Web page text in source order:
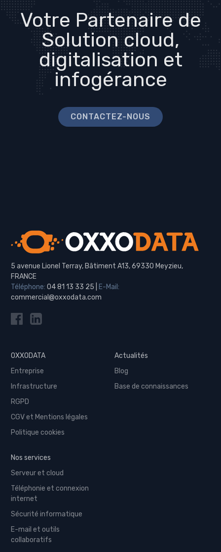
Votre Partenaire de
Solution cloud,
digitalisation et
infogérance
CONTACTEZ-NOUS
5 avenue Lionel Terray, Bâtiment A13, 69330 Meyzieu,
FRANCE
Téléphone:04 81 13 33 25
E-Mail:
commercial@oxxodata.com
OXXODATA
Entreprise
Infrastructure
RGPD
CGV et Mentions légales
Politique cookies
Actualités
Blog
Base de connaissances
Nos services
Serveur et cloud
Téléphonie et connexion
internet
Sécurité informatique
E-mail et outils
collaboratifs